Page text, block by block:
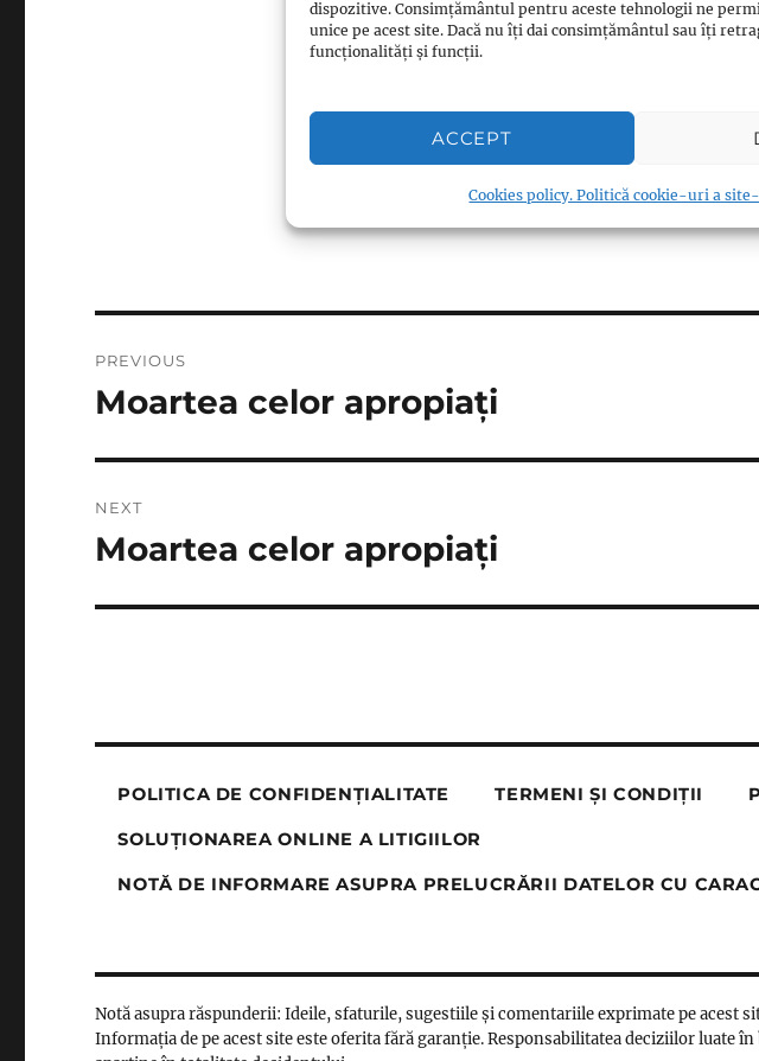
dispozitive. Consimțământul pentru aceste tehnologii ne
unice pe acest site. Dacă nu îți dai consimțământul sau îți
funcționalități și funcții.
ACCEPT
Cookies policy. Politică cookie-uri a
Respectă Islamul celelalte credinte ?
Respectă Islamul celelalte credinte ?
Respectă Islamul celelalte credinte ?
navigation
PREVIOUS
Previous
Moartea celor apropiați
NEXT
Next
Moartea celor apropiați
POLITICA DE CONFIDENȚIALITATE TERMENI ȘI CONDIȚII
SOLUȚIONAREA ONLINE A LITIGIILOR
NOTĂ DE INFORMARE ASUPRA PRELUCRĂRII DATELOR CU
Notă asupra răspunderii: Ideile, sfaturile, sugestiile și comentariile exprimate pe acest
Informația de pe acest site este oferita fără garanție. Responsabilitatea deciziilor luate